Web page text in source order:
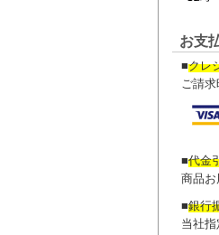
お支
■クレ
ご請
■代金
商品お
■銀行
当社指